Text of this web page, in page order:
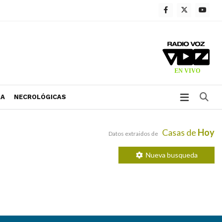
NECROLÓGICAS
Datos extraidos de Casas de Hoy
Nueva busqueda